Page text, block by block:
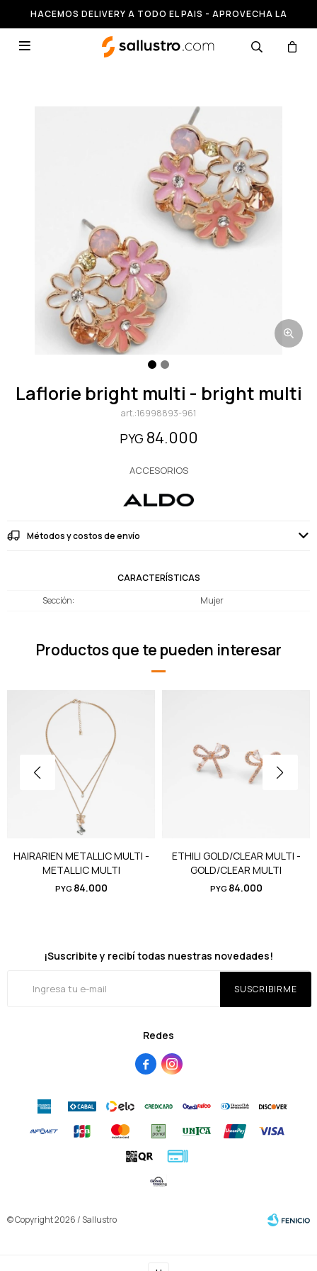
HACEMOS DELIVERY A TODO EL PAIS - APROVECHA LA
RUNNING HASTA 50% OFF

laflorie bright multi - bright multi
16998893-961
PYG 84.000
ACCESORIOS
Métodos y costos de envío
CARACTERÍSTICAS
Sección
Mujer
Productos que te pueden interesar
HAIRARIEN METALLIC MULTI -
METALLIC MULTI
PYG 84.000
ETHILI GOLD/CLEAR MULTI -
GOLD/CLEAR MULTI
PYG 84.000
Redes
 
¡Suscribite y recibí todas nuestras novedades!
SUSCRIBIRME
© Copyright 2026 / Sallustro